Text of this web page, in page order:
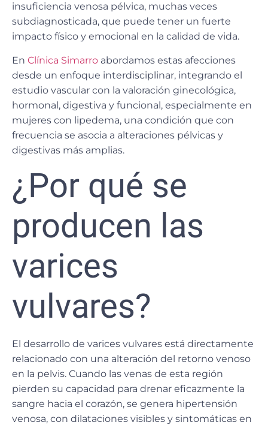
insuficiencia venosa pélvica, muchas veces
subdiagnosticada, que puede tener un fuerte
impacto físico y emocional en la calidad de vida.
En Clínica Simarro abordamos estas afecciones
desde un enfoque interdisciplinar, integrando el
estudio vascular con la valoración ginecológica,
hormonal, digestiva y funcional, especialmente en
mujeres con lipedema, una condición que con
frecuencia se asocia a alteraciones pélvicas y
digestivas más amplias.
¿Por qué se
producen las
varices
vulvares?
El desarrollo de varices vulvares está directamente
relacionado con una alteración del retorno venoso
en la pelvis. Cuando las venas de esta región
pierden su capacidad para drenar eficazmente la
sangre hacia el corazón, se genera hipertensión
venosa, con dilataciones visibles y sintomáticas en